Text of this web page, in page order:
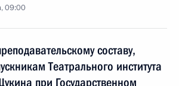
09:00
составу,
Театрального института
при Государственном